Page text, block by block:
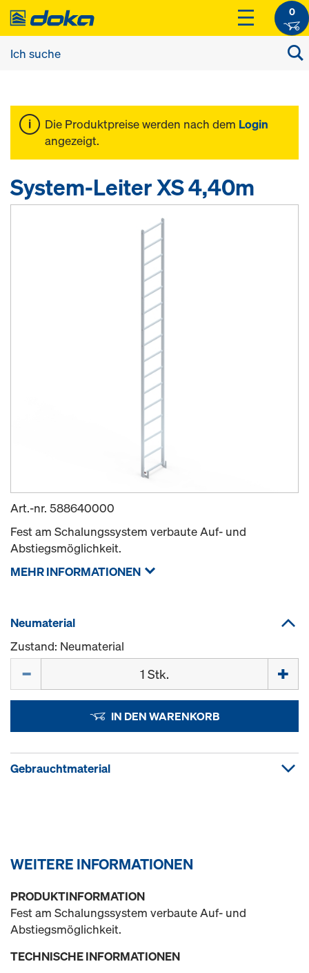
0
Die Produktpreise werden nach dem Login
angezeigt.
System-Leiter XS 4,40m
Art.-nr. 588640000
Fest am Schalungssystem verbaute Auf- und
Abstiegsmöglichkeit.
MEHR INFORMATIONEN
Neumaterial
Zustand: Neumaterial
IN DEN WARENKORB
Gebrauchtmaterial
WEITERE INFORMATIONEN
PRODUKTINFORMATION
Fest am Schalungssystem verbaute Auf- und
Abstiegsmöglichkeit.
TECHNISCHE INFORMATIONEN